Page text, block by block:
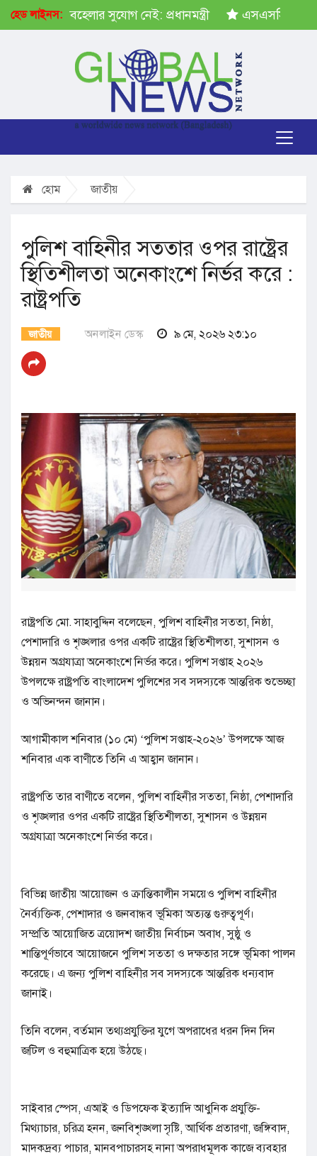
হেড লাইনস:
গ্রহণে অবহেলার সুযোগ নেই: প্রধানমন্ত্রী এসএসসির ফল
হোম জাতীয়
পুলিশ বাহিনীর সততার ওপর রাষ্ট্রের
স্থিতিশীলতা অনেকাংশে নির্ভর করে :
রাষ্ট্রপতি
জাতীয় অনলাইন ডেস্ক ৯ মে, ২০২৬ ২৩:১০
রাষ্ট্রপতি মো. সাহাবুদ্দিন বলেছেন, পুলিশ বাহিনীর সততা, নিষ্ঠা,
পেশাদারি ও শৃঙ্খলার ওপর একটি রাষ্ট্রের স্থিতিশীলতা, সুশাসন ও
উন্নয়ন অগ্রযাত্রা অনেকাংশে নির্ভর করে। পুলিশ সপ্তাহ ২০২৬
উপলক্ষে রাষ্ট্রপতি বাংলাদেশ পুলিশের সব সদস্যকে আন্তরিক শুভেচ্ছা
ও অভিনন্দন জানান।
আগামীকাল শনিবার (১০ মে) ‘পুলিশ সপ্তাহ-২০২৬’ উপলক্ষে আজ
শনিবার এক বাণীতে তিনি এ আহ্বান জানান।
রাষ্ট্রপতি তার বাণীতে বলেন, পুলিশ বাহিনীর সততা, নিষ্ঠা, পেশাদারি
ও শৃঙ্খলার ওপর একটি রাষ্ট্রের স্থিতিশীলতা, সুশাসন ও উন্নয়ন
অগ্রযাত্রা অনেকাংশে নির্ভর করে।
বিভিন্ন জাতীয় আয়োজন ও ক্রান্তিকালীন সময়েও পুলিশ বাহিনীর
নৈর্ব্যক্তিক, পেশাদার ও জনবান্ধব ভূমিকা অত্যন্ত গুরুত্বপূর্ণ।
সম্প্রতি আয়োজিত ত্রয়োদশ জাতীয় নির্বাচন অবাধ, সুষ্ঠু ও
শান্তিপূর্ণভাবে আয়োজনে পুলিশ সততা ও দক্ষতার সঙ্গে ভূমিকা পালন
করেছে। এ জন্য পুলিশ বাহিনীর সব সদস্যকে আন্তরিক ধন্যবাদ
জানাই।
তিনি বলেন, বর্তমান তথ্যপ্রযুক্তির যুগে অপরাধের ধরন দিন দিন
জটিল ও বহুমাত্রিক হয়ে উঠছে।
সাইবার স্পেস, এআই ও ডিপফেক ইত্যাদি আধুনিক প্রযুক্তি-
মিথ্যাচার, চরিত্র হনন, জনবিশৃঙ্খলা সৃষ্টি, আর্থিক প্রতারণা, জঙ্গিবাদ,
মাদকদ্রব্য পাচার, মানবপাচারসহ নানা অপরাধমূলক কাজে ব্যবহার